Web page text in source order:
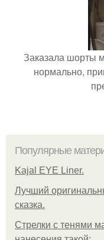
Заказала шорты
нормально,
Популярные
Kajal EYE Liner.
Лучший
сказка.
Стрелки с тенями